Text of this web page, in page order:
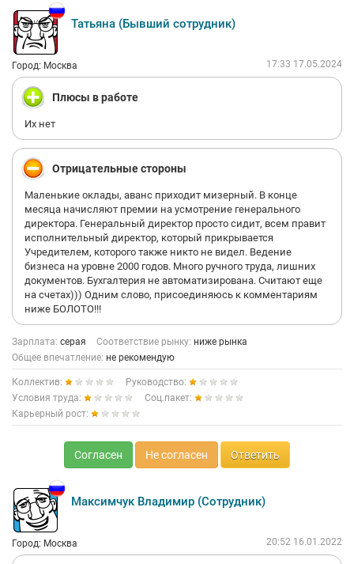
Татьяна (Бывший сотрудник)
Город: Москва 17:33 17.05.2024
Плюсы в работе
Их нет
Отрицательные стороны
Маленькие оклады, аванс приходит мизерный. В конце
месяца начисляют премии на усмотрение генерального
директора. Генеральный директор просто сидит, всем правит
исполнительный директор, который прикрывается
Учредителем, которого также никто не видел. Ведение
бизнеса на уровне 2000 годов. Много ручного труда, лишних
документов. Бухгалтерия не автоматизирована. Считают еще
на счетах))) Одним слово, присоединяюсь к комментариям
ниже БОЛОТО!!!
Зарплата: серая Соответствие рынку: ниже рынка
Общее впечатление: не рекомендую
Коллектив:
Руководство:
Условия труда:
Соц.пакет:
Карьерный рост:
Согласен Не согласен Ответить
Максимчук Владимир (Сотрудник)
Город: Москва 20:52 16.01.2022